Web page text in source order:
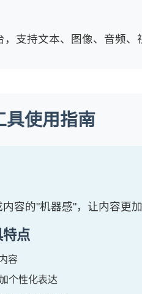
支持文本、图像、音频、
具使用指南
容的"机器感"，让内容更
点
容
个性化表达